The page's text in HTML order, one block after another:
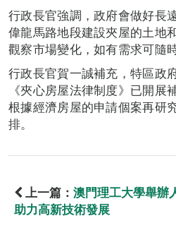
行政長官強調，政府會做好長
偉龍馬路地段建設夾屋的土地
觀察市場變化，如有需求可隨
行政長官賀一誠補充，特區政
《夾心房屋法律制度》已開展
根據經濟房屋的申請個案再研
排。
上一篇： 澳門理工大學舉辦
助力高新技術發展